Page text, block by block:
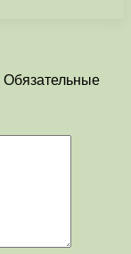
Обязательные